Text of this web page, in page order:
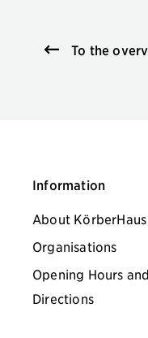
To the
Information
About KörberHaus
Organisations
Opening Hours
Directions